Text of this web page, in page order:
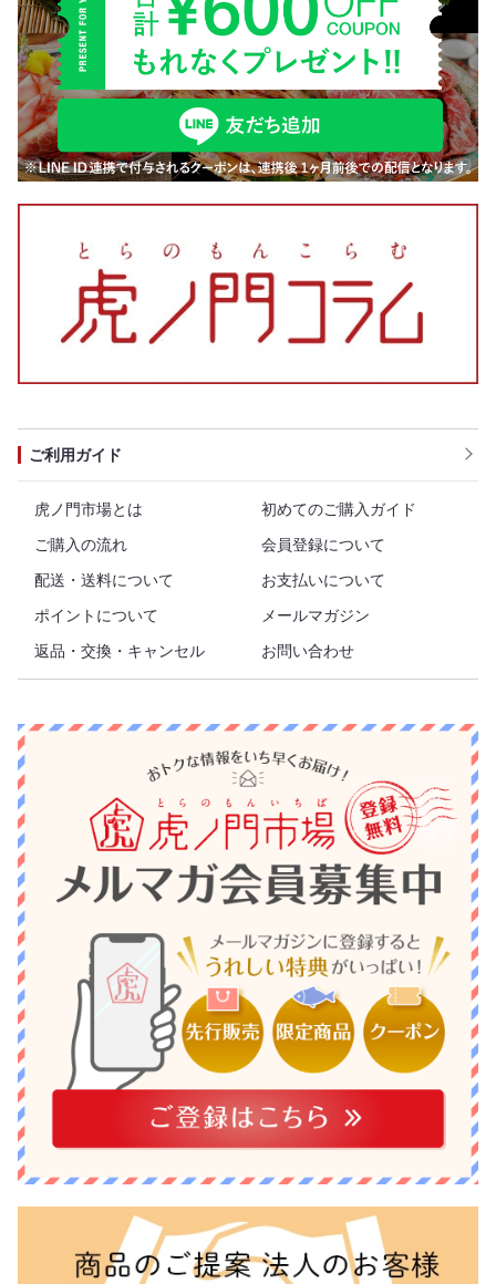
ご利用ガイド
虎ノ門市場とは
初めてのご購入ガイド
ご購入の流れ
会員登録について
配送・送料について
お支払いについて
ポイントについて
メールマガジン
返品・交換・キャンセル
お問い合わせ